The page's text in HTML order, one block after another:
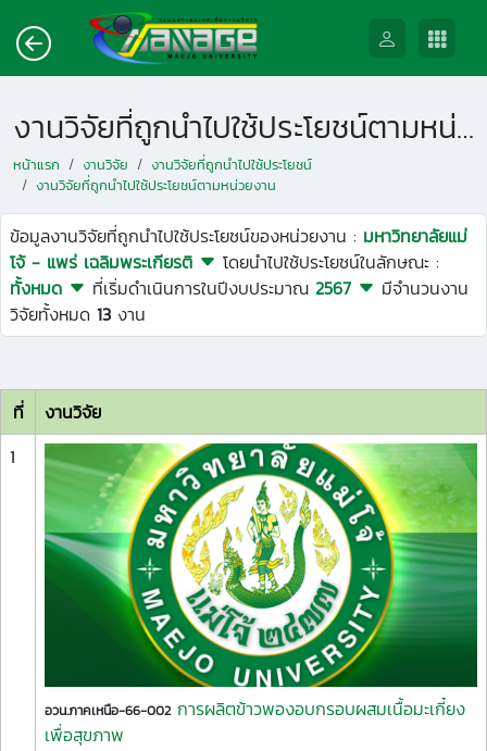
งานวิจัยที่ถูกนำไปใช้ประโยชน์ตามหน่วยงาน
หน้าแรก งานวิจัย
งานวิจัยที่ถูกนำไปใช้ประโยชน์
งานวิจัยที่ถูกนำไปใช้ประโยชน์ตามหน่วยงาน
ข้อมูลงานวิจัยที่ถูกนำไปใช้ประโยชน์ของหน่วยงาน : มหาวิทยาลัยแม่
โจ้ - แพร่ เฉลิมพระเกียรติ
โดยนำไปใช้ประโยชน์ในลักษณะ :
ทั้งหมด
ที่เริ่มดำเนินการในปีงบประมาณ 2567
มีจำนวนงาน
วิจัยทั้งหมด 13 งาน
ที่
งานวิจัย
1
อวน.ภาคเหนือ-66-002 การผลิตข้าวพองอบกรอบผสมเนื้อมะเกี๋ยง
เพื่อสุขภาพ